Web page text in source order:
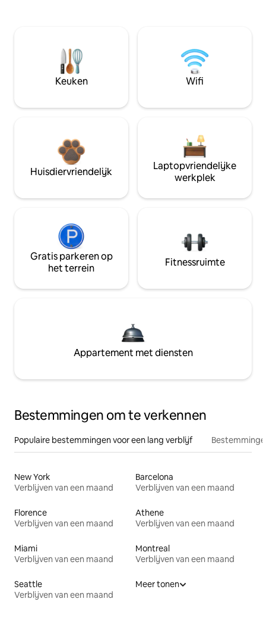
Keuken Wifi
Huisdiervriendelijk
Laptopvriendelijke
werkplek
Gratis parkeren op
het terrein
Fitnessruimte
Appartement met diensten
Bestemmingen om te verkennen
Populaire bestemmingen voor een lang verblijf
New York
Verblijven van een maand
Barcelona
Verblijven van een maand
Florence
Verblijven van een maand
Athene
Verblijven van een maand
Miami
Verblijven van een maand
Montreal
Verblijven van een maand
Seattle
Verblijven van een maand
Meer tonen